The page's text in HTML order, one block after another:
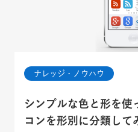
ナレッジ・ノウハウ
シンプルな色と形を使
コンを形別に分類して